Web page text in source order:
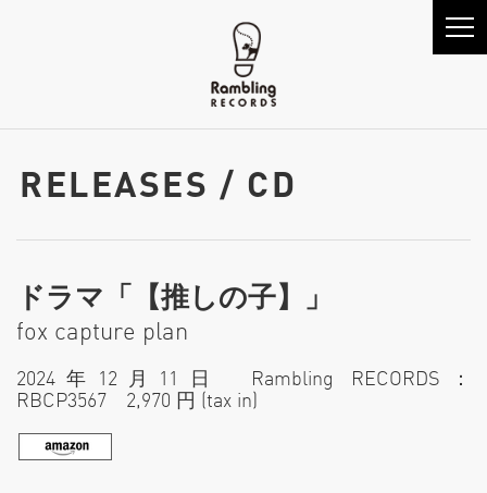
RELEASES / CD
ドラマ「【推しの子】」
fox capture plan
2024年12月11日 Rambling RECORDS：
RBCP3567 2,970 円 (tax in)